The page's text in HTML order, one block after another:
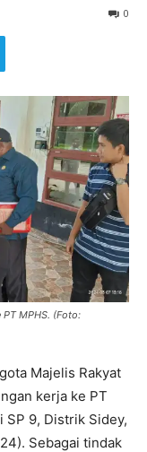
0
PT MPHS. (Foto:
Majelis Rakyat
kerja ke PT
SP 9, Distrik Sidey,
Sebagai tindak